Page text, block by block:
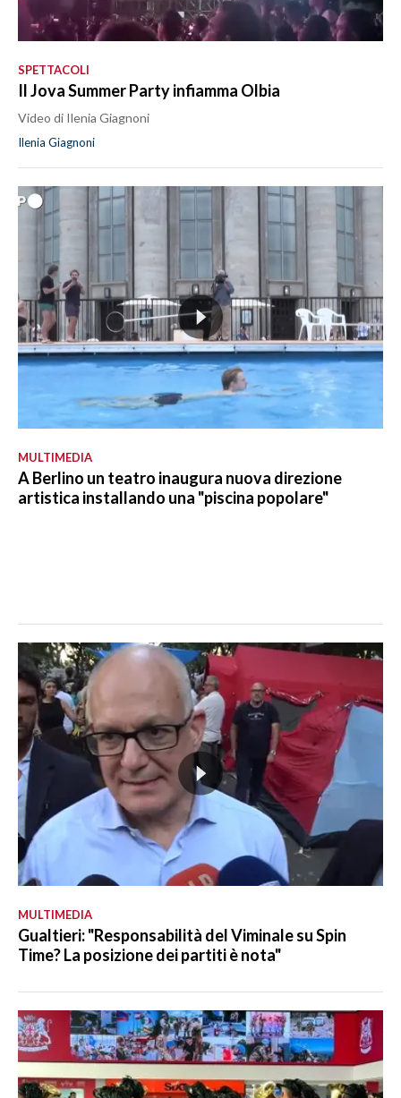
SPETTACOLI
Il Jova Summer Party infiamma Olbia
Video di Ilenia Giagnoni
Ilenia Giagnoni
MULTIMEDIA
A Berlino un teatro inaugura nuova direzione
artistica installando una "piscina popolare"
MULTIMEDIA
Gualtieri: "Responsabilità del Viminale su Spin
Time? La posizione dei partiti è nota"